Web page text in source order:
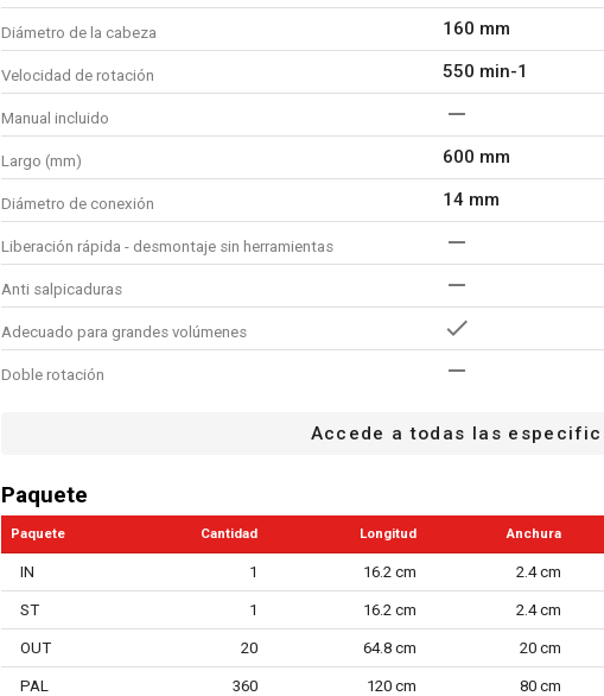
Diámetro de la cabeza 160 mm
Velocidad de rotación 550 min-1
Manual incluido
Largo (mm) 600 mm
Diámetro de conexión 14 mm
Liberación rápida - desmontaje sin herramientas
Anti salpicaduras
Adecuado para grandes volúmenes
Doble rotación
Accede a todas las
Paquete
Paquete Cantidad Longitud Anchura
IN 1 16.2 cm 2.4 cm
ST 1 16.2 cm 2.4 cm
OUT 20 64.8 cm 20 cm
PAL 360 120 cm 80 cm